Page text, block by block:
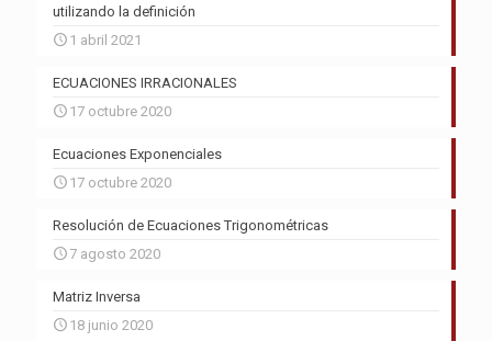
utilizando la definición
1 abril 2021
ECUACIONES IRRACIONALES
17 octubre 2020
Ecuaciones Exponenciales
17 octubre 2020
Resolución de Ecuaciones Trigonométricas
7 agosto 2020
Matriz Inversa
18 junio 2020